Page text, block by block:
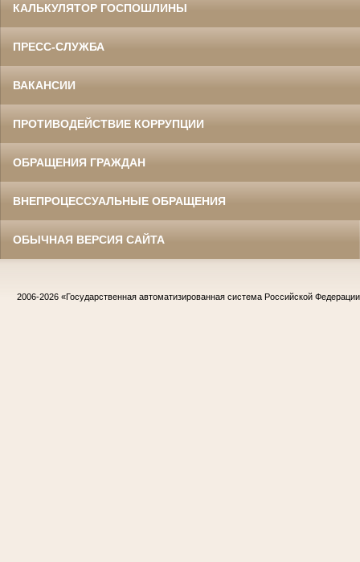
КАЛЬКУЛЯТОР ГОСПОШЛИНЫ
ПРЕСС-СЛУЖБА
ВАКАНСИИ
ПРОТИВОДЕЙСТВИЕ КОРРУПЦИИ
ОБРАЩЕНИЯ ГРАЖДАН
ВНЕПРОЦЕССУАЛЬНЫЕ ОБРАЩЕНИЯ
ОБЫЧНАЯ ВЕРСИЯ САЙТА
2006-2026 «Государственная автоматизированная система Российской